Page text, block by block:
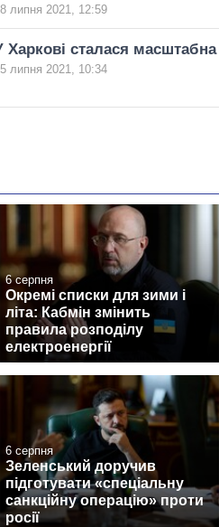
липня 2021, 12:59
Харкові сталася
липня 2021, 10:34
6 серпня
Окремі списки для зими і
літа: Кабмін змінить
правила розподілу
електроенергії
6 серпня
Зеленський доручив
підготувати «спеціальну
санкційну операцію» проти
росії